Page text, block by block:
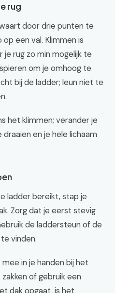
rug
door drie punten te
een val. Klimmen is
je rug zo min mogelijk te
om je omhoog te
bij de ladder; leun niet te
het klimmen; verander je
en je hele lichaam
ladder bereikt, stap je
Zorg dat je eerst stevig
de laddersteun of de
vinden.
in je handen bij het
of gebruik een
dak opgaat, is het